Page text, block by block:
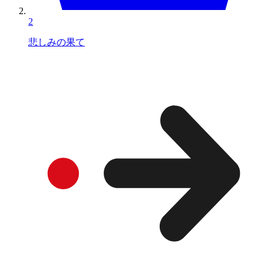
2
悲しみの果て